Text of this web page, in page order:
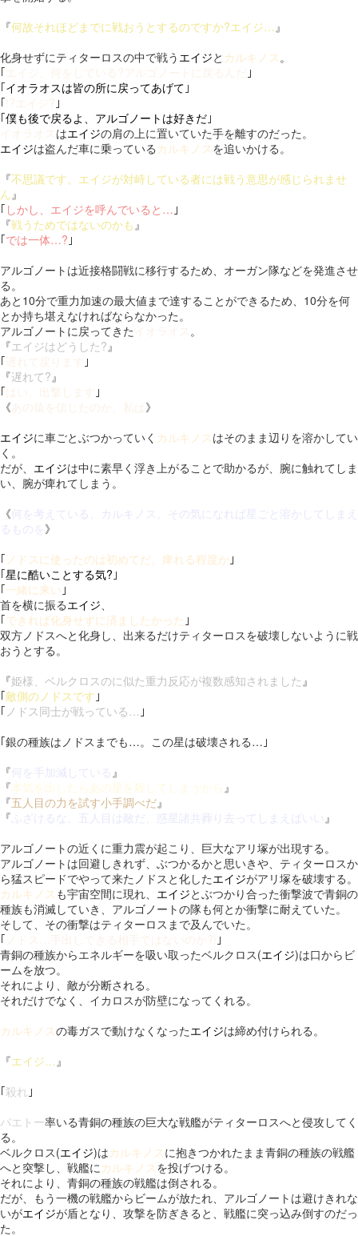
『何故それほどまでに戦おうとするのですか?エイジ… 』
化身せずにティターロスの中で戦う エイジと カルキノス 。
｢ エイジ、何をしている?アルゴノートに戻るんだ
｣
｢イオラオスは皆の所に戻ってあげて ｣
｢ !?エイジ? ｣
｢僕も後で戻るよ、アルゴノートは好きだ ｣
イオラオス はエイジの肩の上に置いていた手を離すのだった。
エイジは盗んだ車に乗っている カルキノス を追いかける。
『不思議です。エイジが対峙している者には戦う意思が感じられませ
ん 』
｢ しかし、エイジを呼んでいると… ｣
『戦うためではないのかも 』
｢では一体…? ｣
アルゴノートは近接格闘戦に移行するため、オーガン隊などを発進させ
る。
あと10分で重力加速の最大値まで達することができるため、10分を何
とか持ち堪えなければならなかった。
アルゴノートに戻ってきた イオラオス 。
『エイジはどうした? 』
｢ 遅れて戻ります ｣
『遅れて? 』
｢ はい、出撃します ｣
《 あの猿を信じたのか、私は 》
エイジに車ごとぶつかっていく カルキノス はそのまま辺りを溶かしてい
く。
だが、 エイジは中に素早く浮き上がることで助かるが、腕に触れてしま
い、腕が痺れてしまう。
《何を考えている、カルキノス。その気になれば星ごと溶かしてしまえ
るものを》
｢ ノドスに使ったのは初めてだ。痺れる程度か ｣
｢星に酷いことする気? ｣
｢一緒に来い ｣
首を横に振るエイジ
｢できれば化身せずに済ましたかった ｣
双方ノドスへと化身し、出来るだけティターロスを破壊しないように戦
おうとする。
『姫様、ベルクロスのに似た重力反応が複数感知されました 』
｢敵側のノドスです ｣
｢ ノドス同士が戦っている… ｣
｢銀の種族はノドスまでも…。この星は破壊される…｣
『何を手加減している 』
『本気を出したらあの星を殺してしまうから 』
『五人目の力を試す小手調べだ』
『 ふざけるな。五人目は敵だ、惑星諸共葬り去ってしまえばいい
』
アルゴノートの近くに重力震が起こり、巨大なアリ塚が出現する。
アルゴノートは回避しきれず、ぶつかるかと思いきや、ティターロスか
ら猛スピードでやって来たノドスと化したエイジがアリ塚を破壊する。
カルキノス も宇宙空間に現れ、 エイジとぶつかり合った衝撃波で青銅の
種族も消滅していき、アルゴノートの隊も何とか衝撃に耐えていた。
そして、その衝撃はティターロスまで及んでいた。
｢ ノドス…手出しできる相手ではないのか?! ｣
青銅の種族からエネルギーを吸い取ったベルクロス(エイジ)は口からビ
ームを放つ。
それにより、敵が分断される。
それだけでなく、イカロスが防壁になってくれる。
カルキノスの毒ガスで動けなくなったエイジは締め付けられる。
『エイジ… 』
｢殺れ ｣
パエトー率いる青銅の種族の巨大な戦艦がティターロスへと侵攻してく
る。
ベルクロス(エイジ)はカルキノス に抱きつかれたまま青銅の種族の戦艦
へと突撃し、戦艦に カルキノス を投げつける。
それにより、青銅の種族の戦艦は倒される。
だが、もう一機の戦艦からビームが放たれ、アルゴノートは避けきれな
いがエイジが盾となり、攻撃を防ぎきると、戦艦に突っ込み倒すのだっ
た。